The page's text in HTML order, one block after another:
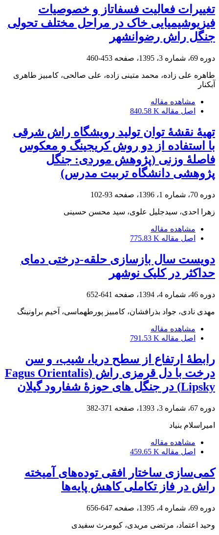
تغییرات فعالیت فسفاتاز و خصوصیات
فیزیوشیمیایی خاک در مراحل مختلف تحولی
جنگل راش رضوانشهر
دوره 69، شماره 3، 1395، صفحه 453-460
طاهره علی زاده، محمد متینی زاده، علی صالحی، کامبیز طاهری
آبکنار
مشاهده مقاله
اصل مقاله 840.58 K
تهیۀ نقشۀ توان تولید رویشگاه راش شرقی
با استفاده از دو روش کریجینگ و معکوس
فاصلۀ وزنی (پژوهش موردی: جنگل
پژوهشی دانشگاه تربیت مدرس)
دوره 70، شماره 1، 1396، صفحه 93-102
زهرا احدی، سیدجلیل علوی، سید محسن حسینی
مشاهده مقاله
اصل مقاله 775.83 K
دویست سال بازسازی حلقه-درختی دمای
حداکثر در کلیک نوشهر
دوره 46، شماره 4، 1394، صفحه 641-652
مهدی نادی، جواد بذرافشان، کامبیز پورطهماسی، آخیم براونینگ
مشاهده مقاله
اصل مقاله 791.53 K
رابطۀ ارتفاع از سطح دریا، شیب، و سن
درخت با دل ‏قرمزی راش (Fagus Orientalis
Lipsky) در جنگل‏ های حوزۀ شفارود گیلان
دوره 67، شماره 3، 1393، صفحه 371-382
امیراسلام بنیاد
مشاهده مقاله
اصل مقاله 459.65 K
کمی‌سازی ساختار افقی توده‌های آمیخته
راش در فاز تکاملی کاهش پایه‌ها
دوره 69، شماره 4، 1395، صفحه 647-656
وحید اعتماد، مرتضی مریدی، کیومرث سفیدی